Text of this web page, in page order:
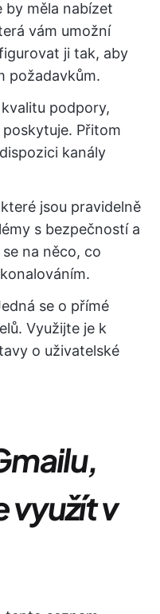
by měla nabízet
vám umožní
ji tak, aby
požadavkům.
podpory,
Přitom
kanály
jsou pravidelně
s bezpečností a
na něco, co
se o přímé
Využijte je k
o uživatelské
využít v